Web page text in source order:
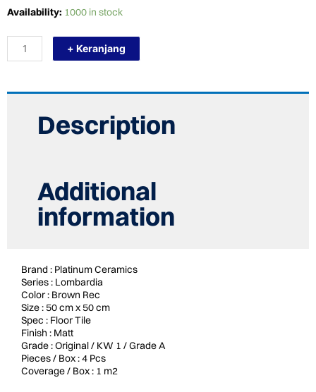
Availability: 1000 in stock
TERMURAH
KERAMIK
50/50
LOMBARDIA
+ Keranjang
Description
Additional
information
Brand : Platinum Ceramics
Series : Lombardia
Color : Brown Rec
Size : 50 cm x 50 cm
Spec : Floor Tile
Finish : Matt
Grade : Original / KW 1 / Grade A
Pieces / Box : 4 Pcs
Coverage / Box : 1 m2